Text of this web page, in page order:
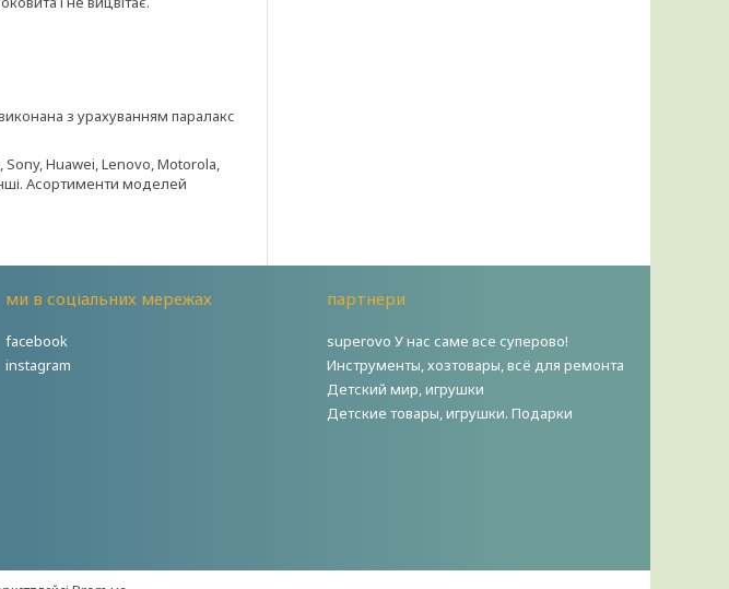
з урахуванням паралакс
Sony, Huawei, Lenovo, Motorola,
Асортименти моделей
ми в соціальних мережах
facebook
instagram
партнери
superovo У нас саме все суперово!
Инструменты, хозтовары, всё для ремонта
Детский мир, игрушки
Детские товары, игрушки. Подарки